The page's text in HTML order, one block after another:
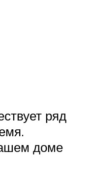
ряд
доме